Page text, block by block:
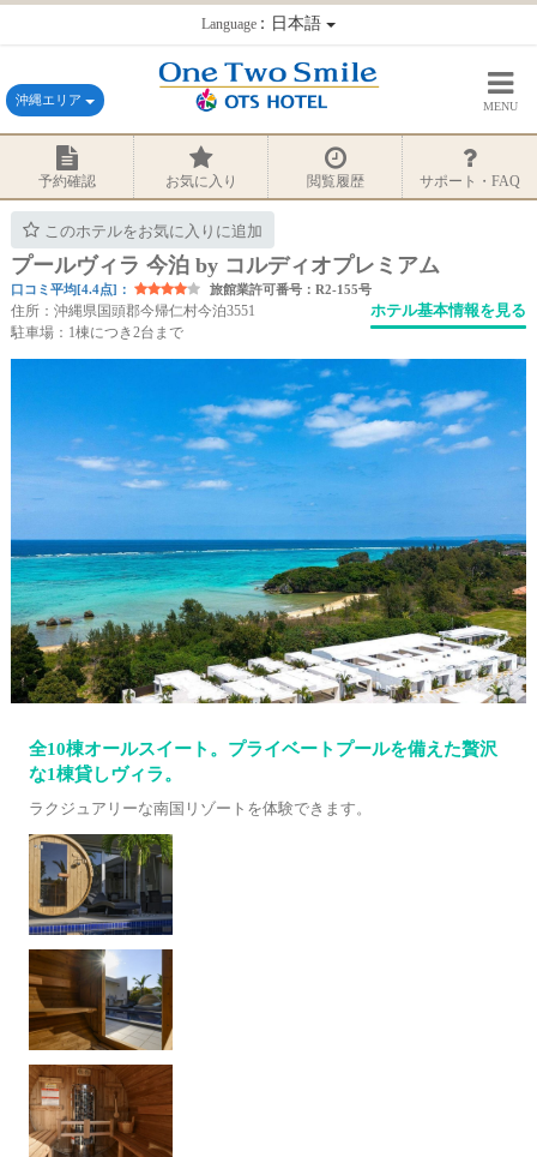
Language：日本語
沖縄エリア MENU
予約確認 お気に入り 閲覧履歴 サポート・FAQ
このホテルをお気に入りに追加
プールヴィラ 今泊 by コルディオプレミアム
口コミ平均[4.4点]： 旅館業許可番号：R2-155号
住所：沖縄県国頭郡今帰仁村今泊3551
駐車場：1棟につき2台まで
ホテル基本情報を見る
全10棟オールスイート。プライベートプールを備えた贅沢
な1棟貸しヴィラ。
ラクジュアリーな南国リゾートを体験できます。